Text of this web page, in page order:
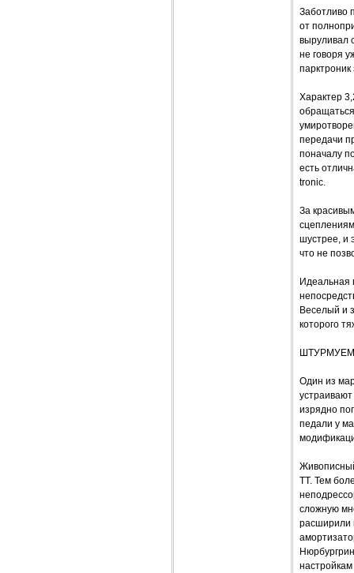
Заботливо
от
выруливал
не говоря
Характер
передачи
поначалу
есть
tronic.
За
шустрее, и
что не
Идеальная
Веселый и
которого
Один из
изрядно
педали у
ТТ. Тем
сложную
расширили